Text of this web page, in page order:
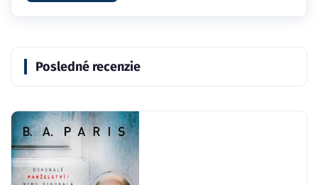
Posledné recenzie